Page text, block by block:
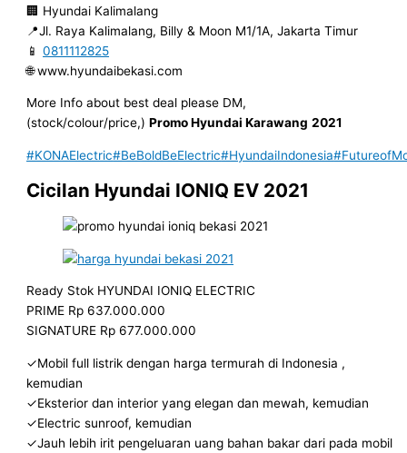
🏢 Hyundai Kalimalang
📍Jl. Raya Kalimalang, Billy & Moon M1/1A, Jakarta Timur
📱0811112825
🌐 www.hyundaibekasi.com
More Info about best deal please DM,
(stock/colour/price,)Promo Hyundai Karawang 2021
#KONAElectric#BeBoldBeElectric#HyundaiIndonesia
Cicilan Hyundai IONIQ EV 2021
Ready Stok HYUNDAI IONIQ ELECTRIC
PRIME Rp 637.000.000
SIGNATURE Rp 677.000.000
✓Mobil full listrik dengan harga termurah di Indonesia ,
kemudian
✓Eksterior dan interior yang elegan dan mewah, kemudian
✓Electric sunroof, kemudian
✓Jauh lebih irit pengeluaran uang bahan bakar dari pada mobil